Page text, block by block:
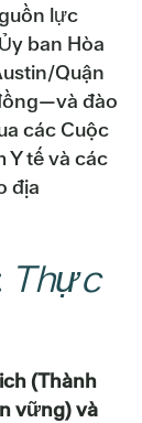
lực
ban Hòa
Quận
đào
các Cuộc
Y tế và các
địa
Thực
(Thành
vững) và